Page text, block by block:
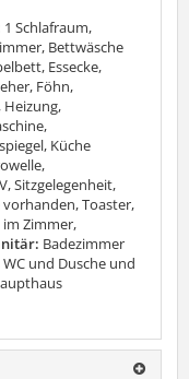
1 Schlafraum,
Bettwäsche
Essecke,
Föhn,
Küche
Sitzgelegenheit,
vorhanden, Toaster,
im Zimmer,
Badezimmer
und Dusche und